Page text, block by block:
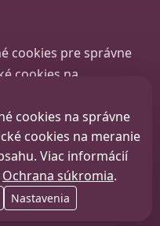
cookies pre správne
cookies na
skúsenosti.
–Consultee, s.r.o.
cookies na správne
cookies na meranie
Viac informácií
Ochrana súkromia.
Nastavenia